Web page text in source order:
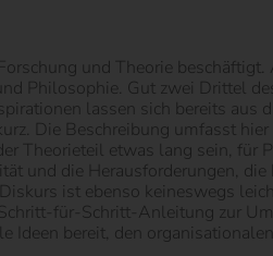
und Theorie
Philosophie. Gut zwei Drittel
lassen sich bereits
Die Beschreibung umfasst
Theorieteil etwas lang sein,
und die Herausforderungen,
ist ebenso keineswegs
für-Schritt-Anleitung zur
Ideen bereit, den